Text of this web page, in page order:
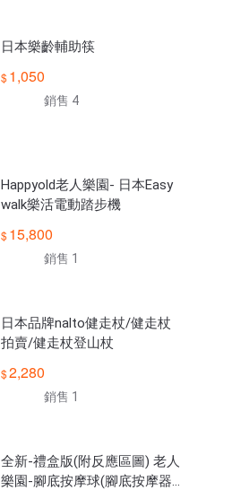
日本樂齡輔助筷
1,050
銷售 4
Happyold老人樂園- 日本Easy
walk樂活電動踏步機
15,800
銷售 1
日本品牌nalto健走杖/健走杖
拍賣/健走杖登山杖
2,280
銷售 1
全新-禮盒版(附反應區圖) 老人
樂園-腳底按摩球(腳底按摩器)